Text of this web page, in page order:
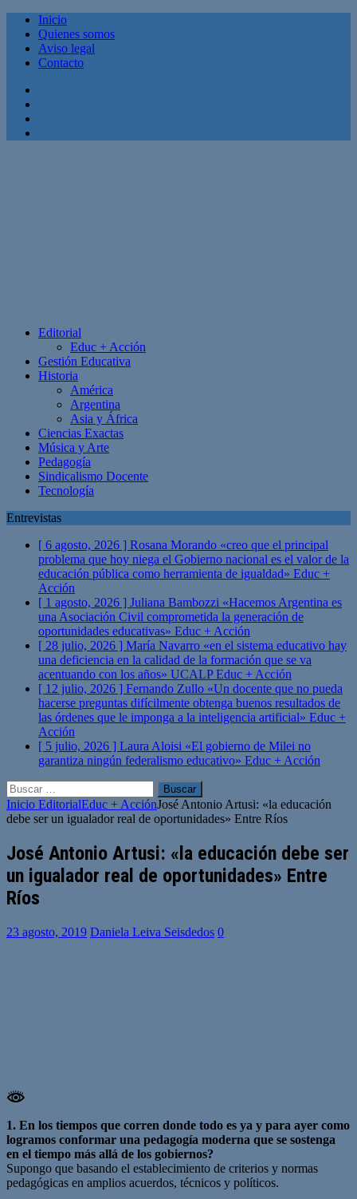
Inicio
Quienes somos
Aviso legal
Contacto
Editorial
Educ + Acción
Gestión Educativa
Historia
América
Argentina
Asia y África
Ciencias Exactas
Música y Arte
Pedagogía
Sindicalismo Docente
Tecnología
Entrevistas
[ 6 agosto, 2026 ] Rosana Morando «creo que el principal
problema que hoy niega el Gobierno nacional es el valor de la
educación pública como herramienta de igualdad» Educ +
Acción
[ 1 agosto, 2026 ] Juliana Bambozzi «Hacemos Argentina es
una Asociación Civil comprometida la generación de
oportunidades educativas» Educ + Acción
[ 28 julio, 2026 ] María Navarro «en el sistema educativo hay
una deficiencia en la calidad de la formación que se va
acentuando con los años» UCALPEduc + Acción
[ 12 julio, 2026 ] Fernando Zullo «Un docente que no pueda
hacerse preguntas difícilmente obtenga buenos resultados de
las órdenes que le imponga a la inteligencia artificial» Educ +
Acción
[ 5 julio, 2026 ] Laura Aloisi «El gobierno de Milei no
garantiza ningún federalismo educativo» Educ + Acción
Buscar:
Inicio EditorialEduc + AcciónJosé Antonio Artusi: «la educación
debe ser un igualador real de oportunidades» Entre Ríos
José Antonio Artusi: «la educación debe ser
un igualador real de oportunidades» Entre
Ríos
23 agosto, 2019 Daniela Leiva Seisdedos 0
1. En los tiempos que corren donde todo es ya y para ayer como
logramos conformar una pedagogía moderna que se sostenga
en el tiempo más allá de los gobiernos?
Supongo que basando el establecimiento de criterios y normas
pedagógicas en amplios acuerdos, técnicos y políticos.